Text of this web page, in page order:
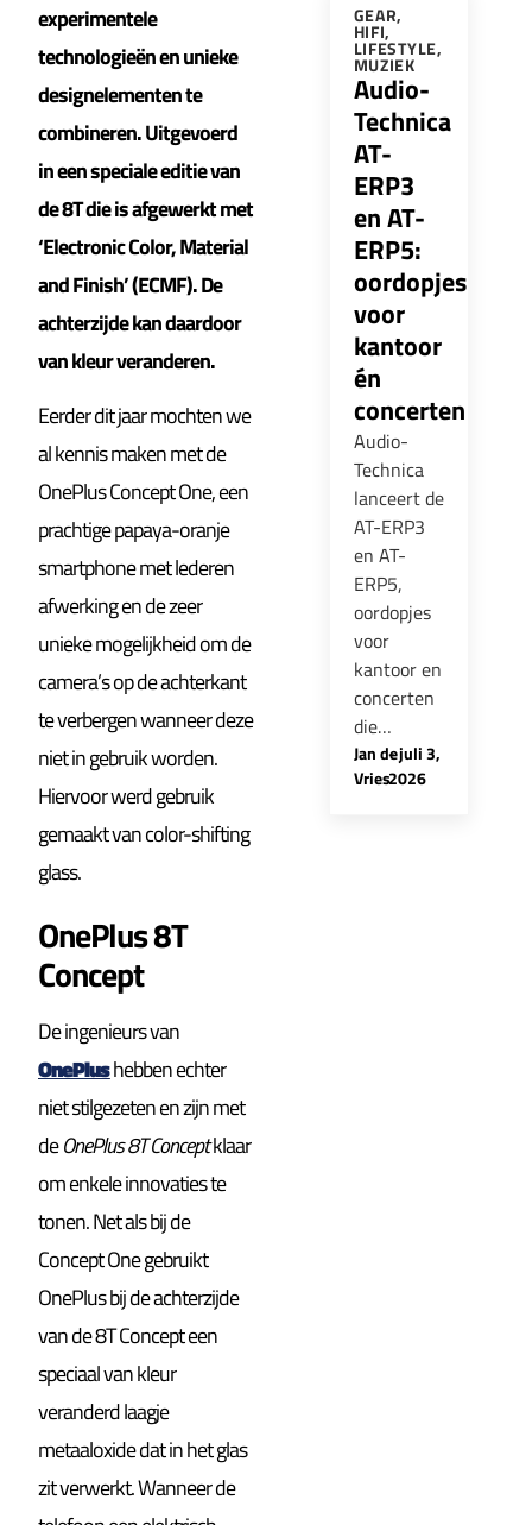
experimentele
technologieën en unieke
designelementen te
combineren. Uitgevoerd
in een speciale editie van
de 8T die is afgewerkt met
‘Electronic Color, Material
and Finish’ (ECMF). De
achterzijde kan daardoor
van kleur veranderen.
Eerder dit jaar mochten we
al kennis maken met de
OnePlus Concept One, een
prachtige papaya-oranje
smartphone met lederen
afwerking en de zeer
unieke mogelijkheid om de
camera’s op de achterkant
te verbergen wanneer deze
niet in gebruik worden.
Hiervoor werd gebruik
gemaakt van color-shifting
glass.
OnePlus 8T
Concept
De ingenieurs van
OnePlushebben echter
niet stilgezeten en zijn met
deOnePlus 8T Conceptklaar
om enkele innovaties te
tonen. Net als bij de
Concept One gebruikt
OnePlus bij de achterzijde
van de 8T Concept een
speciaal van kleur
veranderd laagje
metaaloxide dat in het glas
zit verwerkt. Wanneer de
GEAR,
HIFI,
LIFESTYLE,
MUZIEK
Audio-
Technica
AT-
ERP3
en AT-
ERP5:
oordopjes
voor
kantoor
én
concerten
Audio-
Technica
lanceert de
AT-ERP3
en AT-
ERP5,
oordopjes
voor
kantoor en
concerten
die…
Jan de
Vries
-juli 3,
2026